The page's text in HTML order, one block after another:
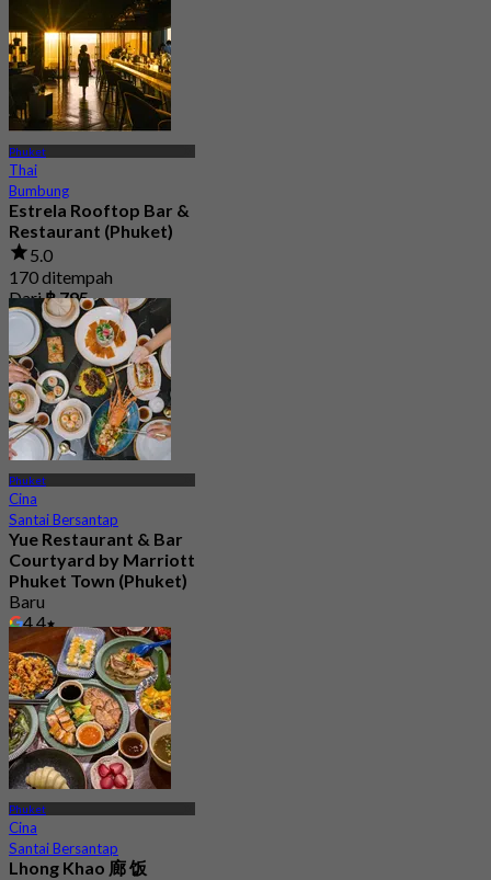
Phuket
Thai
Bumbung
Estrela Rooftop Bar &
Restaurant (Phuket)
5.0
170 ditempah
Dari฿ 795
Phuket
Cina
Santai Bersantap
Yue Restaurant & Bar​
Courtyard by Marriott
Phuket Town (Phuket)
Baru
4.4
Dari ฿ 595
Phuket
Cina
Santai Bersantap
Lhong Khao 廊 饭